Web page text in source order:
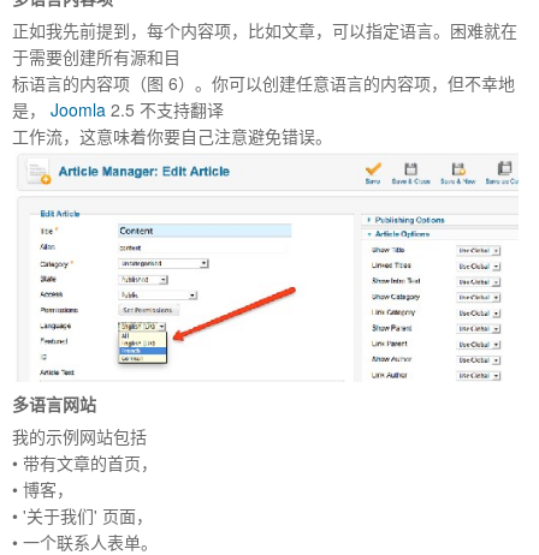
正如我先前提到，每个内容项，比如文章，可以指定语言。困难就在
于需要创建所有源和目
标语言的内容项（图 6）。你可以创建任意语言的内容项，但不幸地
是， Joomla 2.5 不支持翻译
工作流，这意味着你要自己注意避免错误。
多语言网站
我的示例网站包括
• 带有文章的首页，
• 博客，
• '关于我们' 页面，
• 一个联系人表单。